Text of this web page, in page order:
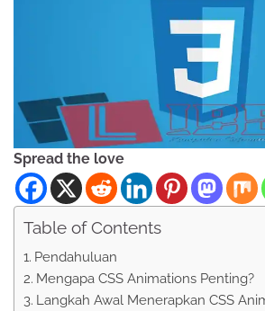
Spread the love
Table of Contents
Pendahuluan
Mengapa CSS Animations Penting?
Langkah Awal Menerapkan CSS